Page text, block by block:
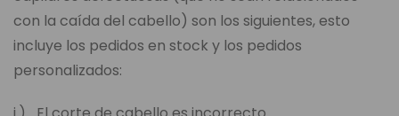
con la caída del cabello) son los siguientes, esto
incluye los pedidos en stock y los pedidos
personalizados: